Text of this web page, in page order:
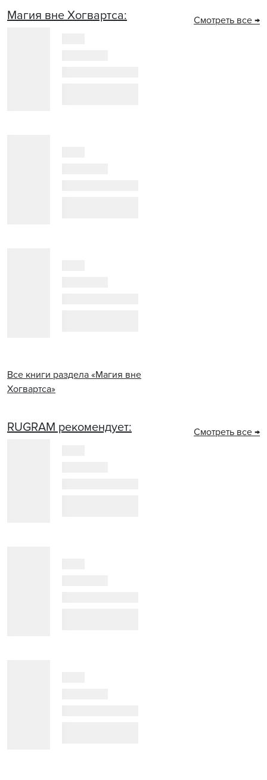
Магия вне Хогвартса: Смотреть все →
Все книги раздела «Магия вне
Хогвартса»
RUGRAM рекомендует: Смотреть все →